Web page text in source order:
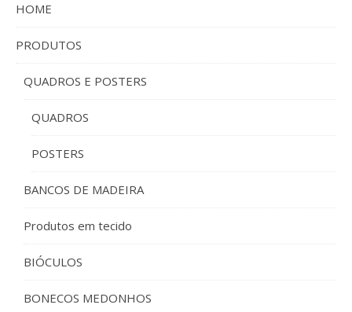
HOME
PRODUTOS
QUADROS E POSTERS
QUADROS
POSTERS
BANCOS DE MADEIRA
Produtos em tecido
BIÓCULOS
BONECOS MEDONHOS